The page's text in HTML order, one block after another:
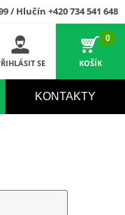
/ Hlučín +420 734 541 648
SE
0
KOŠÍK
KONTAKTY